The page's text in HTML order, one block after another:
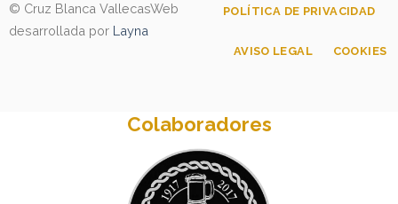
© Cruz Blanca VallecasWeb
desarrollada por Layna
POLÍTICA DE PRIVACIDAD
AVISO LEGAL COOKIES
Colaboradores